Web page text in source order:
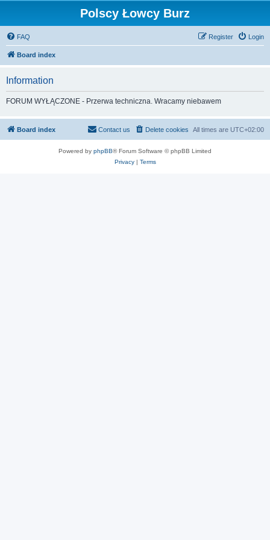
Polscy Łowcy Burz
FAQ Login
Register
Board index
Information
FORUM WYŁĄCZONE - Przerwa techniczna. Wracamy niebawem
Board index All times are UTC+02:00
Delete cookies
Contact us
Powered by phpBB® Forum Software © phpBB Limited
Privacy| Terms